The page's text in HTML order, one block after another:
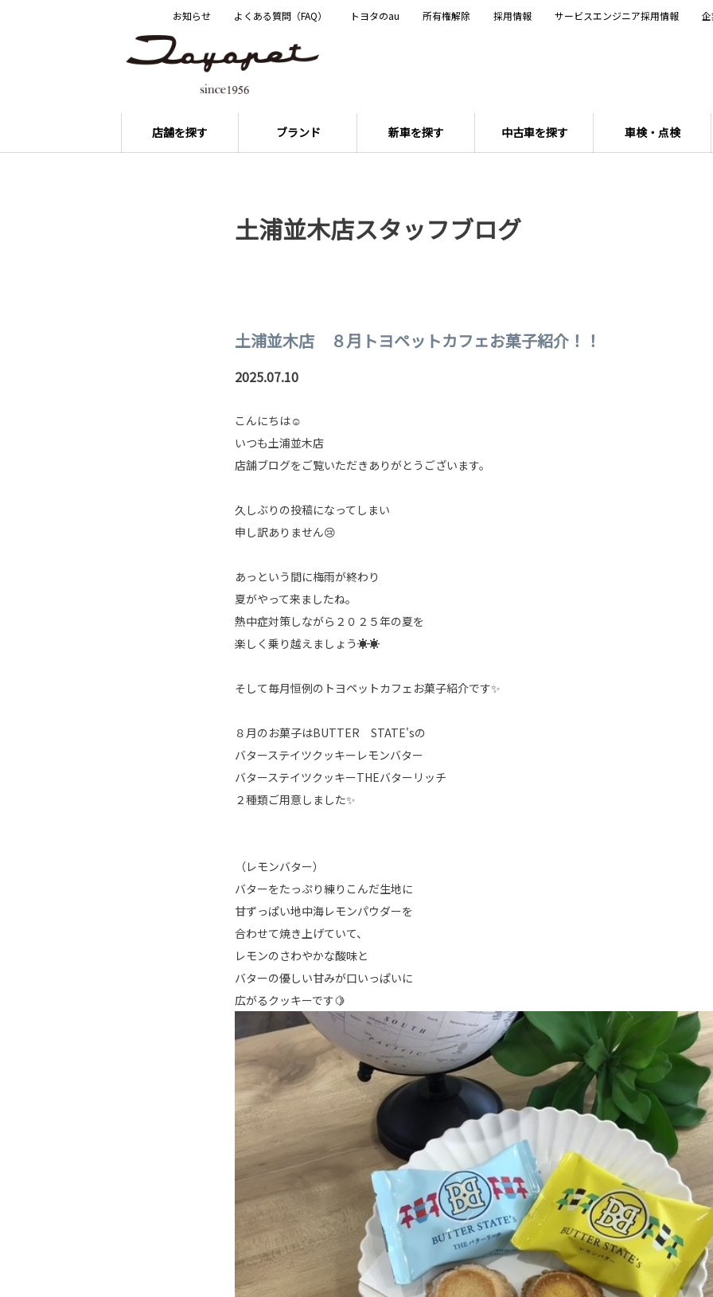
店舗を探す ブランド 新車を探す 中古車を探す 車検・点検
お知らせ よくある質問（FAQ） トヨタのau 所有権解除 採用情報 サービスエンジニア採用情報
土浦並木店スタッフブログ
土浦並木店 ８月トヨペットカフェお菓子紹介！！
2025.07.10
こんにちは☺
いつも土浦並木店
店舗ブログをご覧いただきありがとうございます。
久しぶりの投稿になってしまい
申し訳ありません😢
あっという間に梅雨が終わり
夏がやって来ましたね。
熱中症対策しながら２０２５年の夏を
楽しく乗り越えましょう☀☀
そして毎月恒例のトヨペットカフェお菓子紹介です✨
８月のお菓子はBUTTER STATE'sの
バターステイツクッキーレモンバター
バターステイツクッキーTHEバターリッチ
２種類ご用意しました✨
（レモンバター）
バターをたっぷり練りこんだ生地に
甘ずっぱい地中海レモンパウダーを
合わせて焼き上げていて、
レモンのさわやかな酸味と
バターの優しい甘みが口いっぱいに
広がるクッキーです🍋